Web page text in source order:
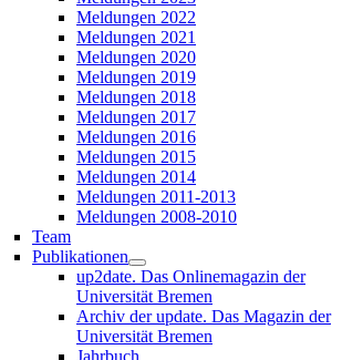
Meldungen 2022
Meldungen 2021
Meldungen 2020
Meldungen 2019
Meldungen 2018
Meldungen 2017
Meldungen 2016
Meldungen 2015
Meldungen 2014
Meldungen 2011-2013
Meldungen 2008-2010
Team
Publikationen
up2date. Das Onlinemagazin der
Universität Bremen
Archiv der update. Das Magazin der
Universität Bremen
Jahrbuch